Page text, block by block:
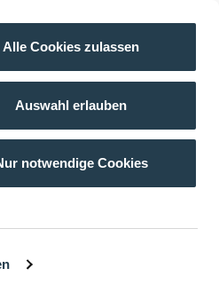
Alle Cookies zulassen
Auswahl erlauben
notwendige Cookies